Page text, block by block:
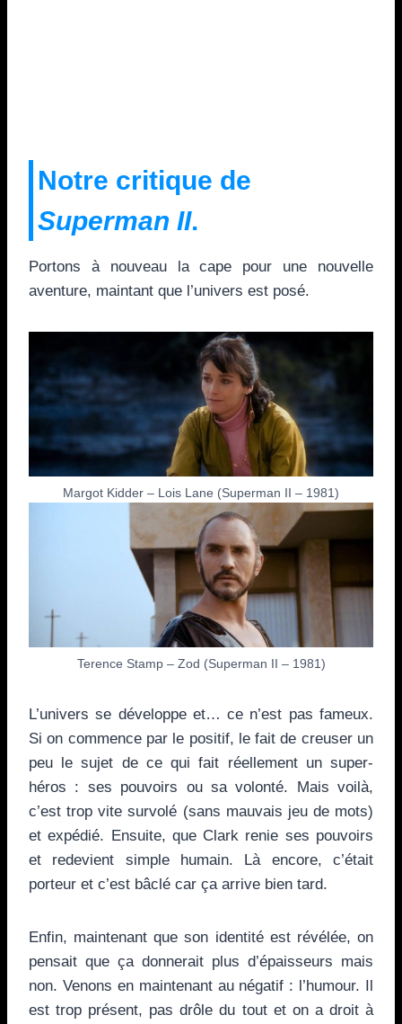
Notre critique de
Superman II.
Portons à nouveau la cape pour une nouvelle
aventure, maintant que l’univers est posé.
Margot Kidder – Lois Lane (Superman II – 1981)
Terence Stamp – Zod (Superman II – 1981)
L’univers se développe et… ce n’est pas fameux.
Si on commence par le positif, le fait de creuser un
peu le sujet de ce qui fait réellement un super-
héros : ses pouvoirs ou sa volonté. Mais voilà,
c’est trop vite survolé (sans mauvais jeu de mots)
et expédié. Ensuite, que Clark renie ses pouvoirs
et redevient simple humain. Là encore, c’était
porteur et c’est bâclé car ça arrive bien tard.
Enfin, maintenant que son identité est révélée, on
pensait que ça donnerait plus d’épaisseurs mais
non. Venons en maintenant au négatif : l’humour. Il
est trop présent, pas drôle du tout et on a droit à